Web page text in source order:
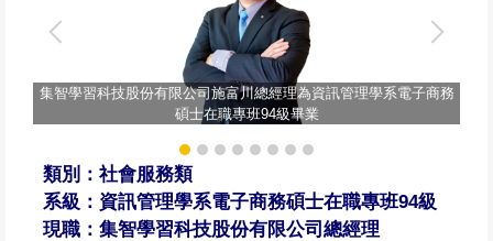
集智學習科技股份有限公司施富川總經理為資訊管理學系電子商務
碩士在職專班94級畢業
類別：社會服務類
系級：資訊管理學系電子商務碩士在職專班94級
現職：集智學習科技股份有限公司總經理